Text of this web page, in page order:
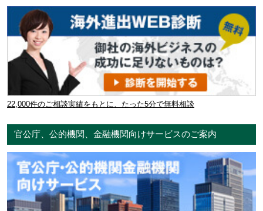
22,000件のご相談実績をもとに、たった5分で無料相談
官公庁、公的機関、金融機関向けサービスのご案内